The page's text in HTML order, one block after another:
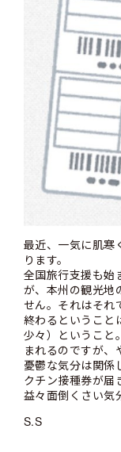
最近、一気に肌寒
ります。
全国旅行支援も始
が、本州の観光地
せん。それはそれ
終わるということ
少々）ということ
まれるのですが、
憂鬱な気分は関係
クチン接種券が届
益々面倒くさい気
S.S